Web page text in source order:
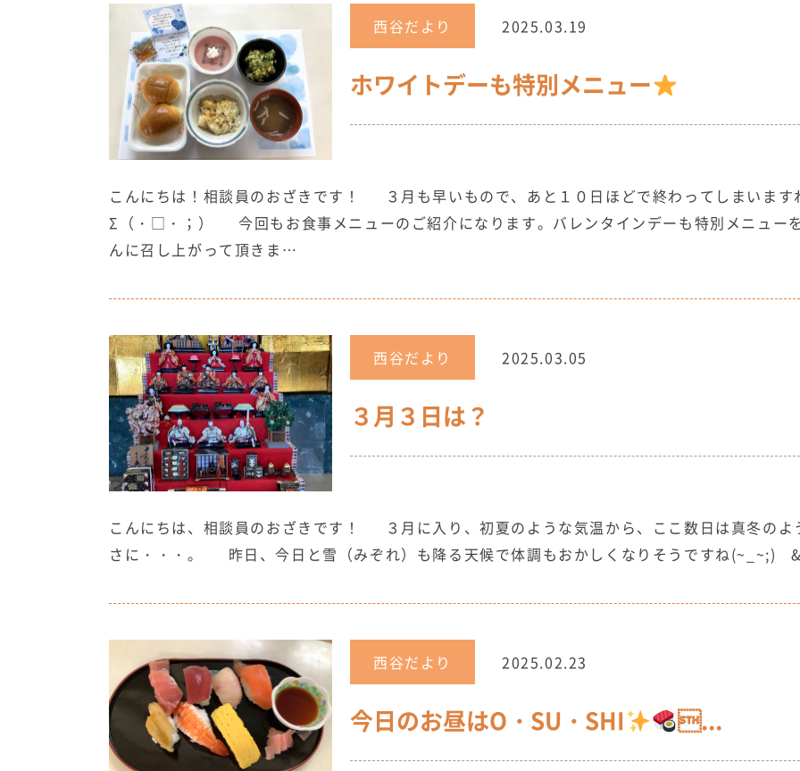
西谷だより 2025.03.19
ホワイトデーも特別メニュー
こんにちは！相談員のおざきです！ ３月も早いもので、あと１０日ほどで終わってしまいま
Σ（・□・；） 今回もお食事メニューのご紹介になります。バレンタインデーも特別メニュー
んに召し上がって頂きま…
西谷だより 2025.03.05
３月３日は？
こんにちは、相談員のおざきです！ ３月に入り、初夏のような気温から、ここ数日は真冬のよ
さに・・・。 昨日、今日と雪（みぞれ）も降る天候で体調もおかしくなりそうですね(~_~;)
西谷だより 2025.02.23
今日のお昼はO・SU・SHI ...